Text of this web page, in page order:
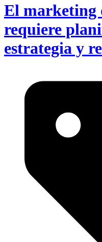
El marketing
requiere
estrategia y